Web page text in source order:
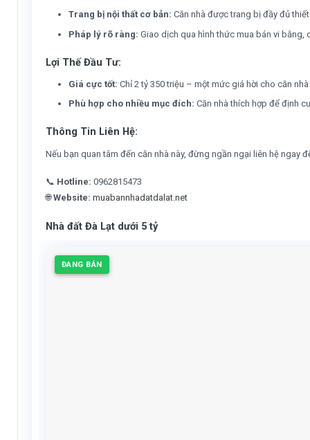
Trang bị nội thất cơ bản: Căn nhà được trang bị đầy đủ
Pháp lý rõ ràng: Giao dịch qua hình thức mua bán vi bằng,
Lợi Thế Đầu Tư:
Giá cực tốt: Chỉ 2 tỷ 350 triệu – một mức giá hời cho căn
Phù hợp cho nhiều mục đích: Căn nhà thích hợp để định
Thông Tin Liên Hệ:
Nếu bạn quan tâm đến căn nhà này, đừng ngần ngại liên hệ ngay
📞 Hotline: 0962815473
🌐Website: muabannhadatdalat.net
Nhà đất Đà Lạt dưới 5 tỷ
ĐANG BÁN